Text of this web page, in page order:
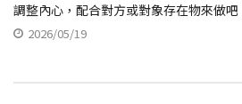
調整內心，配合對方或對象存在物來做吧
2026/05/19